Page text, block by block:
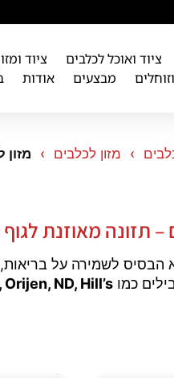
ציוד ואוכל לכלבים ציוד
מבצעים אודות
מזון לכלבים מזון
– תזונה מאוזנת
הבסיס לשמירה על בריאות,
כמו ND, Hill’s